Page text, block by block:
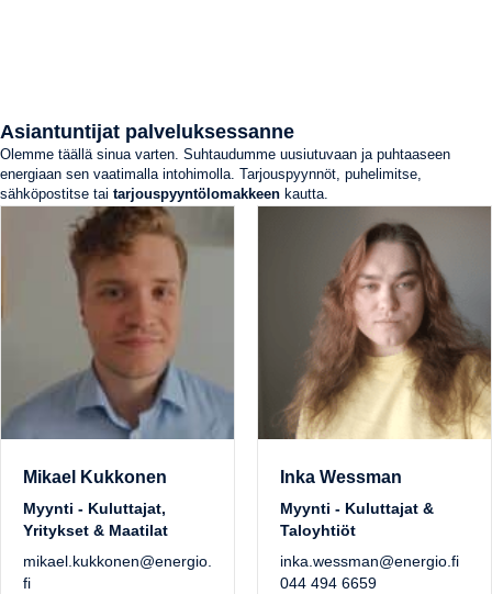
Asiantuntijat palveluksessanne
Olemme täällä sinua varten. Suhtaudumme uusiutuvaan ja puhtaaseen
energiaan sen vaatimalla intohimolla. Tarjouspyynnöt, puhelimitse,
sähköpostitse tai tarjouspyyntölomakkeen kautta.
Mikael Kukkonen
Myynti - Kuluttajat,
Yritykset & Maatilat
mikael.kukkonen@energio.
fi
Inka Wessman
Myynti - Kuluttajat &
Taloyhtiöt
inka.wessman@energio.fi
044 494 6659